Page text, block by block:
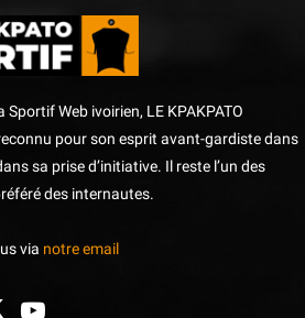
Sportif Web ivoirien, LE KPAKPATO
pour son esprit avant-gardiste dans
sa prise d’initiative. Il reste l’un des
des internautes.
via notre email